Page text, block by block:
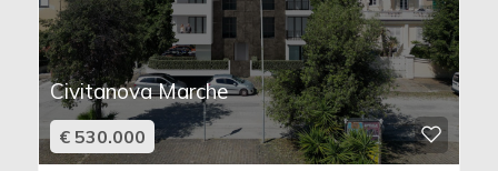
Civitanova Marche
€ 530.000